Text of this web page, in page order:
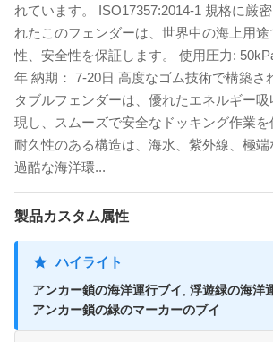
れています。 ISO17357:2014-1 規格に厳
れたこのフェンダーは、世界中の海上用
性、安全性を保証します。 使用圧力:
年 納期： 7-20日 高度なゴム技術で構築さ
タブルフェンダーは、優れたエネルギー
現し、スムーズで安全なドッキング作業
耐久性のある構造は、海水、紫外線、極
過酷な海洋環...
製品カスタム属性
ハイライト
アンカー鎖の海洋運行ブイ 浮遊緑の海洋
アンカー鎖の緑のマーカーのブイ